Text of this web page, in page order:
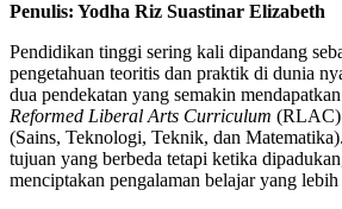
Penulis: Yodha Riz Suastinar Elizabeth
Pendidikan tinggi sering kali dipandang
pengetahuan teoritis dan praktik di dunia
dua pendekatan yang semakin
Reformed Liberal Arts Curriculum (RLAC)
(Sains, Teknologi, Teknik, dan
tujuan yang berbeda tetapi ketika
menciptakan pengalaman belajar yang